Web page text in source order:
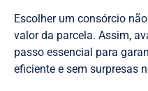
Escolher um consórcio
valor da parcela. Assim,
passo essencial para
eficiente e sem surpresas